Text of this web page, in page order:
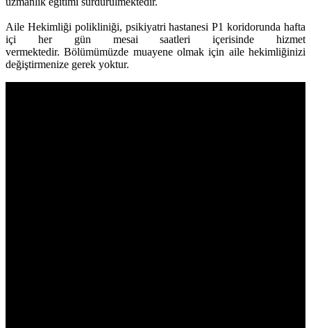
Aile Hekimliği polikliniği, psikiyatri hastanesi P1 koridorunda hafta
içi her gün mesai saatleri içerisinde hizmet
vermektedir. Bölümümüzde muayene olmak için aile hekimliğinizi
değiştirmenize gerek yoktur.